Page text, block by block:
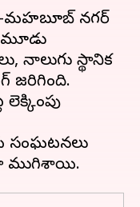
మహబూబ్ నగర్
మూడు
నాలుగు స్థానిక
జరిగింది.